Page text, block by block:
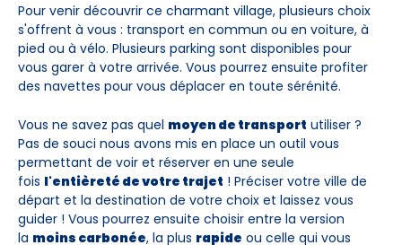
Pour venir découvrir ce charmant village, plusieurs choix
s'offrent à vous : transport en commun ou en voiture, à
pied ou à vélo. Plusieurs parking sont disponibles pour
vous garer à votre arrivée. Vous pourrez ensuite profiter
des navettes pour vous déplacer en toute sérénité.
Vous ne savez pas quel moyen de transport utiliser ?
Pas de souci nous avons mis en place un outil vous
permettant de voir et réserver en une seule
fois l'entièreté de votre trajet ! Préciser votre ville de
départ et la destination de votre choix et laissez vous
guider ! Vous pourrez ensuite choisir entre la version
la moins carbonée, la plus rapide ou celle qui vous